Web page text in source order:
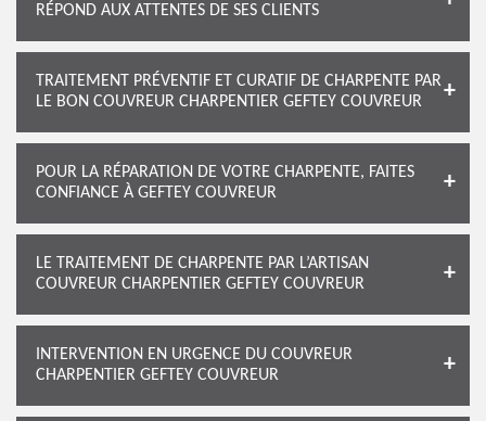
RÉPOND AUX ATTENTES DE SES CLIENTS
TRAITEMENT PRÉVENTIF ET CURATIF DE CHARPENTE PAR
LE BON COUVREUR CHARPENTIER GEFTEY COUVREUR
POUR LA RÉPARATION DE VOTRE CHARPENTE, FAITES
CONFIANCE À GEFTEY COUVREUR
LE TRAITEMENT DE CHARPENTE PAR L’ARTISAN
COUVREUR CHARPENTIER GEFTEY COUVREUR
INTERVENTION EN URGENCE DU COUVREUR
CHARPENTIER GEFTEY COUVREUR